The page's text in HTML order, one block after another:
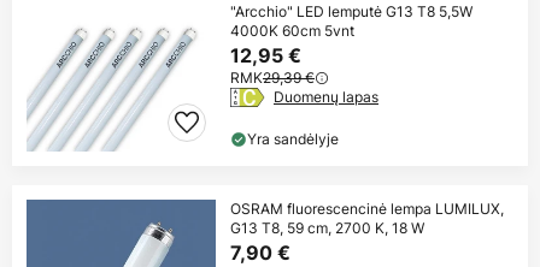
"Arcchio" LED lemputė G13 T8 5,5W
4000K 60cm 5vnt
12,95 €
RMK29,39 €
Duomenų lapas
Yra sandėlyje
OSRAM fluorescencinė lempa LUMILUX,
G13 T8, 59 cm, 2700 K, 18 W
7,90 €